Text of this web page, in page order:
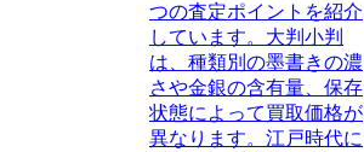
つの査定ポイントを紹介
しています。大判小判
は、種類別の墨書きの濃
さや金銀の含有量、保存
状態によって買取価格が
異なります。江戸時代に